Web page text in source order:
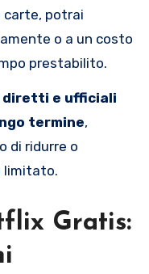
carte, potrai
o a un costo
prestabilito.
diretti e ufficiali
termine,
di ridurre o
limitato.
Gratis: